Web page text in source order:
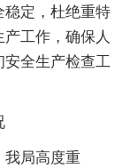
稳定，杜绝重特
工作，确保人
安全生产检查工
局高度重